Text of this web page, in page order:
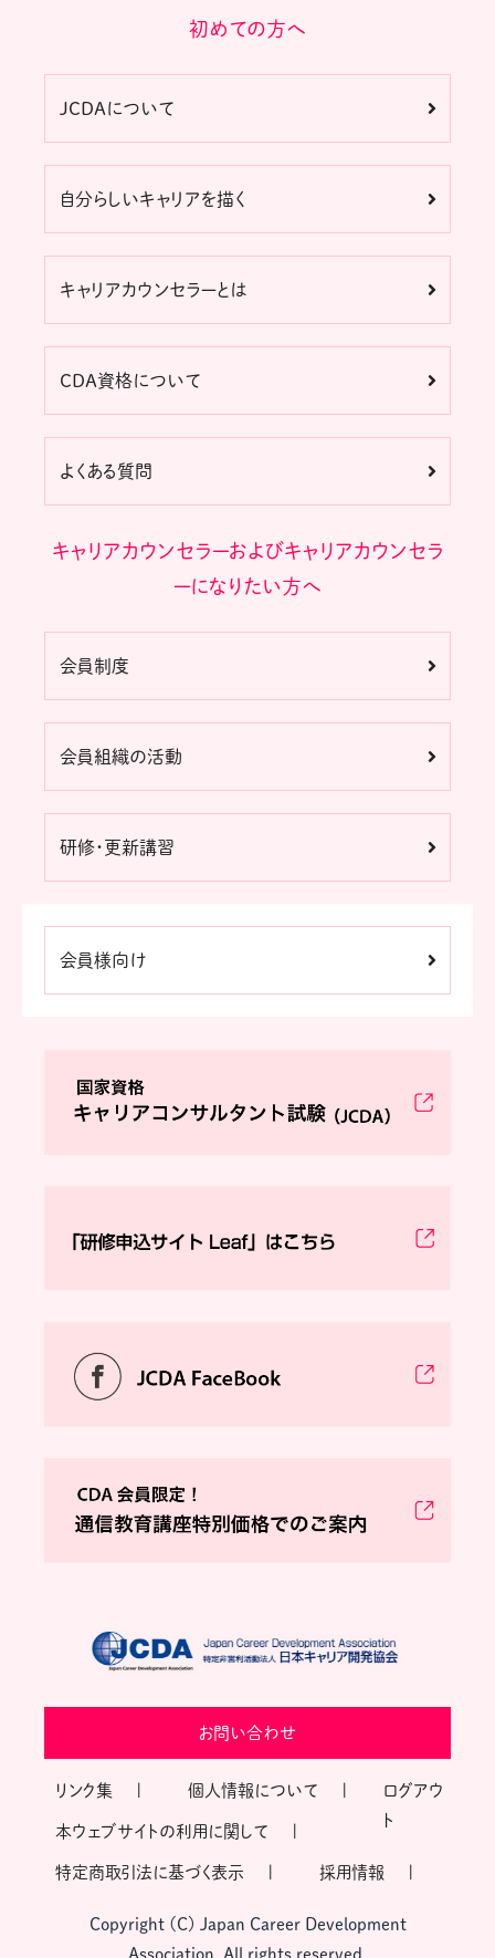
初めての方へ
JCDAについて
自分らしいキャリアを描く
キャリアカウンセラーとは
CDA資格について
よくある質問
キャリアカウンセラーおよびキャリアカウンセラ
ーになりたい方へ
会員制度
会員組織の活動
研修・更新講習
会員様向け
お問い合わせ
リンク集 個人情報について
本ウェブサイトの利用に関して
特定商取引法に基づく表示 採用情報
ログアウ
ト
Copyright (C) Japan Career Development
Association, All rights reserved.